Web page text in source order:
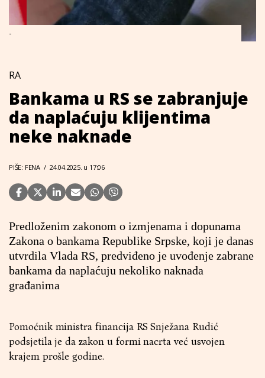
-
RA
Bankama u RS se zabranjuje
da naplaćuju klijentima
neke naknade
PIŠE: FENA / 24.04.2025. u 17:06
Predloženim zakonom o izmjenama i dopunama
Zakona o bankama Republike Srpske, koji je danas
utvrdila Vlada RS, predviđeno je uvođenje zabrane
bankama da naplaćuju nekoliko naknada
građanima
Pomoćnik ministra financija RS Snježana Rudić
podsjetila je da zakon u formi nacrta već usvojen
krajem prošle godine.